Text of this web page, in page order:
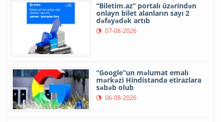
“Biletim.az” portalı üzərindən
onlayn bilet alanların sayı 2
dəfəyədək artıb
07-08-2026
“Google”un məlumat emalı
mərkəzi Hindistanda etirazlara
səbəb olub
06-08-2026